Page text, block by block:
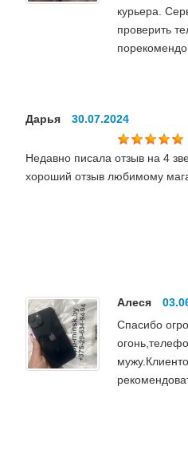
курьера.
проверить
Дарья 30.07.2024
Недавно писала отзыв на 4
хороший отзыв любимому
Алеся
Спасибо